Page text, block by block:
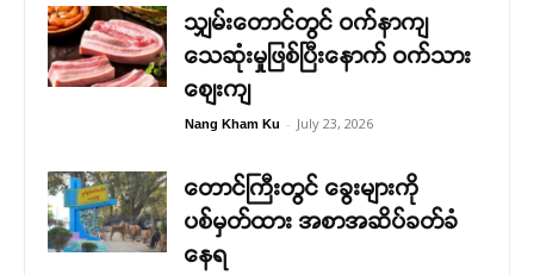
သျှမ်းတောင်တွင် ဝက်နာကျ
သေဆုံးမှုဖြစ်ပြီးနောက် ဝက်သား
စျေးကျ
Nang Kham Ku - July 23, 2026
တောင်ကြီးတွင် ခွေးများကို
ပစ်မှတ်ထား အစာအဆိပ်ခတ်ခံ
နေရ